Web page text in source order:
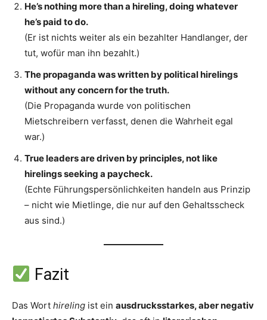
He’s nothing more than a hireling, doing whatever
he’s paid to do.
(Er ist nichts weiter als ein bezahlter Handlanger, der
tut, wofür man ihn bezahlt.)
The propaganda was written by political hirelings
without any concern for the truth.
(Die Propaganda wurde von politischen
Mietschreibern verfasst, denen die Wahrheit egal
war.)
True leaders are driven by principles, not like
hirelings seeking a paycheck.
(Echte Führungspersönlichkeiten handeln aus Prinzip
– nicht wie Mietlinge, die nur auf den Gehaltsscheck
aus sind.)
Fazit
Das Wort hireling ist ein ausdrucksstarkes, aber negativ